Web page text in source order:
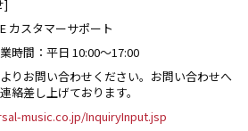
]
カスタマーサポート
時間：平日 10:00～17:00
りお問い合わせください。お問い合わせへ
絡差し上げております。
music.co.jp/InquiryInput.jsp